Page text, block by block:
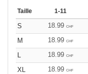
Taille 1-11
S 18.99 CHF
M
18.99 CHF
L
18.99 CHF
XL
18.99 CHF